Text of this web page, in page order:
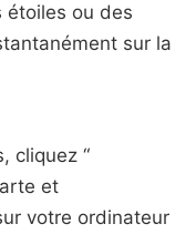
étoiles ou des
sur ​​la
cliquez “
et
votre ordinateur